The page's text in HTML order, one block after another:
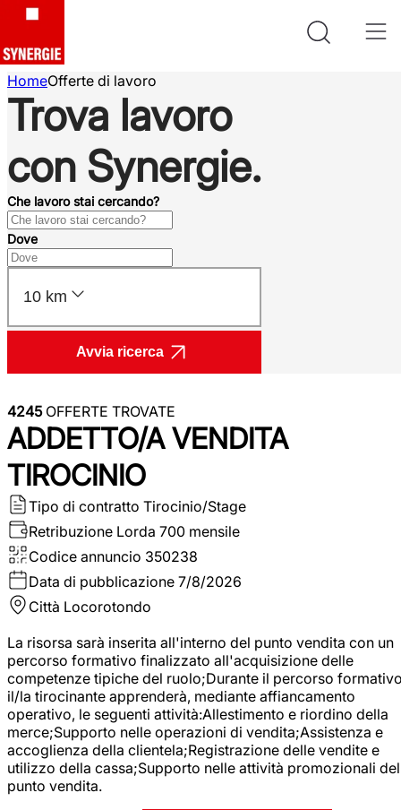
HomeOfferte di lavoro
Trova lavoro
con Synergie.
Che lavoro stai cercando?
Dove
10 km
Avvia ricerca
4245OFFERTE TROVATE
ADDETTO/A VENDITA
TIROCINIO
Tipo di contratto Tirocinio/Stage
Retribuzione Lorda 700 mensile
Codice annuncio 350238
Data di pubblicazione 7/8/2026
Città Locorotondo
La risorsa sarà inserita all'interno del punto vendita con un
percorso formativo finalizzato all'acquisizione delle
competenze tipiche del ruolo;Durante il percorso
il/la tirocinante apprenderà, mediante affiancamento
operativo, le seguenti attività:Allestimento e riordino della
merce;Supporto nelle operazioni di vendita;Assistenza e
accoglienza della clientela;Registrazione delle vendite e
utilizzo della cassa;Supporto nelle attività promozionali del
punto vendita.